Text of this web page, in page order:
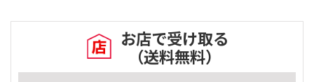
お店で受け取る
（送料無料）